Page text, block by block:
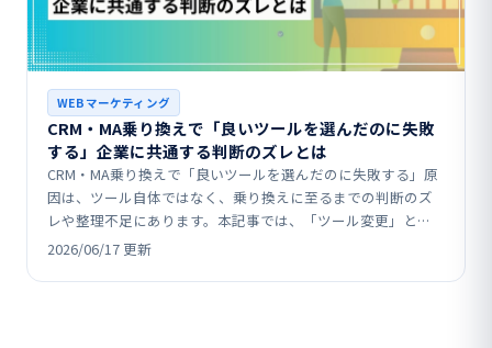
WEBマーケティング
CRM・MA乗り換えで「良いツールを選んだのに失敗
する」企業に共通する判断のズレとは
CRM・MA乗り換えで「良いツールを選んだのに失敗する」原
因は、ツール自体ではなく、乗り換えに至るまでの判断のズ
レや整理不足にあります。本記事では、「ツール変更」と
「設計変更」を混同する落とし穴、既存システムの負債や部
2026/06/17 更新